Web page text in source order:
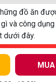
đồ ăn
và công
dưới đây.